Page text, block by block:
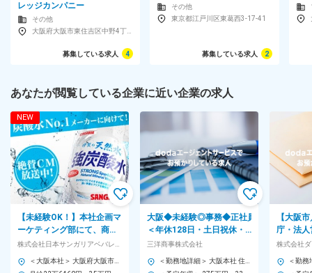
レッジカンパニー
その他
募集している求人 4
その他
東京都江戸川区東葛西3-17-41
募集している求人 2
あなたが閲覧している企業に近い企業の求人
NEW
【未経験OK！】本社企画マ
ーケティング部にて、商品
企画から広報・営業支援な
ど、幅広い業務で活躍！
大阪◆未経験◎事務◆正社員
＜年休128日・土日祝休・
残業月10h＞書類作成等◆創
業約70年の安定企業
三洋商事株式会社
【大阪
庁・法人
◆土日祝
／なく
る
株式会社